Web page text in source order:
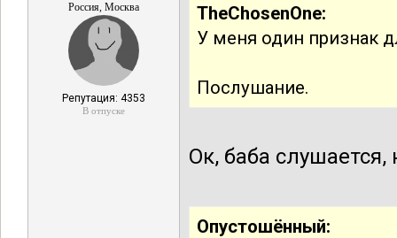
Россия, Москва
Репутация: 4353
В отпуске
TheChosenOne:
У меня один признак
Послушание.
Ок, баба
Опустошённый: